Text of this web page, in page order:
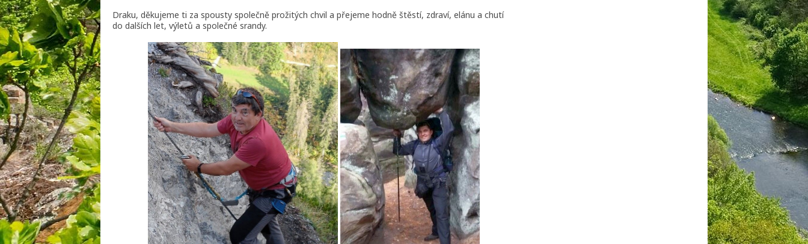
Draku, děkujeme ti za spousty společně prožitých chvil a přejeme hodně štěstí, zdraví, elánu a chutí
do dalších let, výletů a společné srandy.